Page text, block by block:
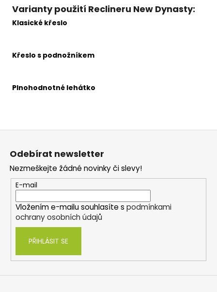
Varianty použití Reclineru New Dynasty:
Klasické křeslo
Křeslo s podnožníkem
Plnohodnotné lehátko
Z
Odebírat newsletter
Nezmeškejte žádné novinky či slevy!
E-mail
Vložením e-mailu souhlasíte s podmínkami
ochrany osobních údajů
PŘIHLÁSIT SE